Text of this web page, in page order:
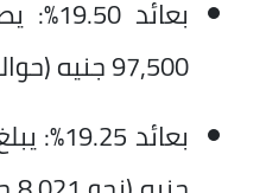
بعائد
97,500 جنيه (حوالي 8,125 جنيه شهريًا)